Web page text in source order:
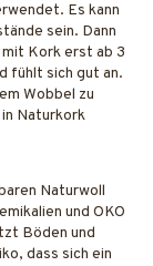
Es kann
sein. Dann
Kork erst ab 3
fühlt sich gut an.
Wobbel zu
Naturkork
Naturwoll
und OKO
Böden und
dass sich ein